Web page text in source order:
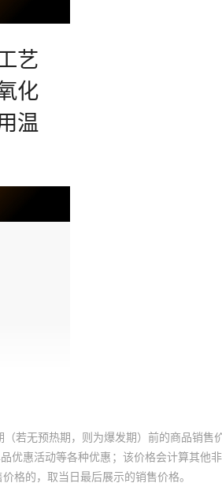
若无预热期，则为爆发期）前的商品销售
优惠活动等各种优惠；该价格会计算其他
格的，取当日最后展示的销售价格。